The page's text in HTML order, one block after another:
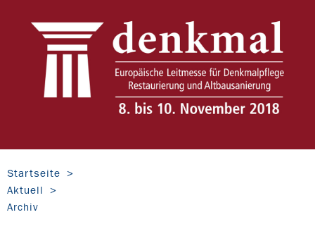
Startseite
Aktuell
Archiv